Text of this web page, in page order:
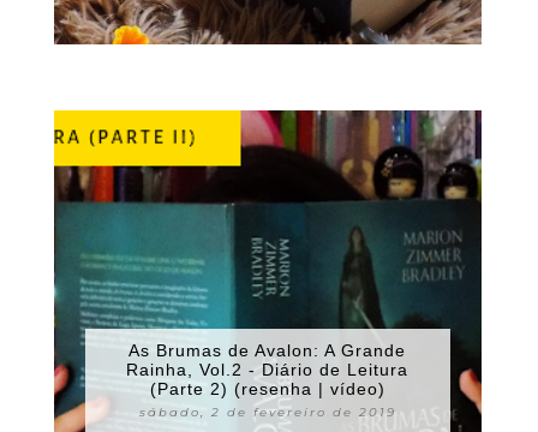
As Brumas de Avalon: A Grande
Rainha, Vol.2 - Diário de Leitura
(Parte 2) (resenha | vídeo)
sábado, 2 de fevereiro de 2019